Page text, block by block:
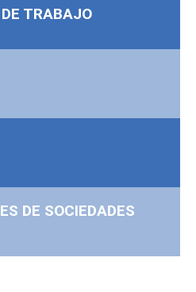
DE TRABAJO
DE SOCIEDADES